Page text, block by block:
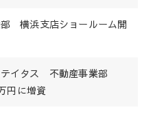
部 横浜支店ショールーム開
イタス 不動産事業部
円に増資